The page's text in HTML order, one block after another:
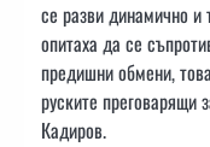
се разви динамично и
опитаха да се
предишни обмени,
руските преговарящи
Кадиров.